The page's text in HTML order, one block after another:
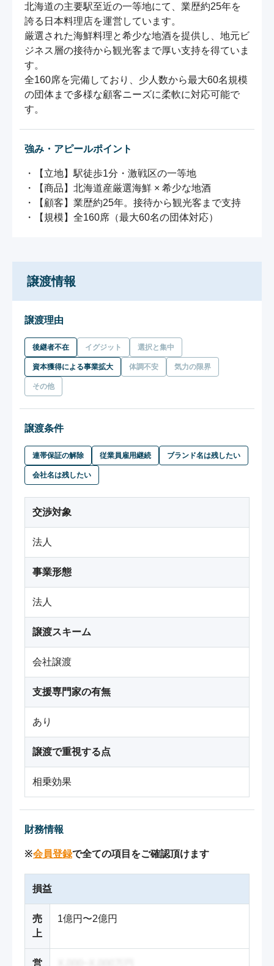
北海道の主要駅至近の一等地にて、業歴約25年を
誇る日本料理店を運営しています。
厳選された海鮮料理と希少な地酒を提供し、地元ビ
ジネス層の接待から観光客まで厚い支持を得ていま
す。
全160席を完備しており、少人数から最大60名規模
の団体まで多様な顧客ニーズに柔軟に対応可能で
す。
強み・アピールポイント
・【立地】駅徒歩1分・激戦区の一等地
・【商品】北海道産厳選海鮮 × 希少な地酒
・【顧客】業歴約25年。接待から観光客まで支持
・【規模】全160席（最大60名の団体対応）
譲渡情報
譲渡理由
後継者不在 イグジット 選択と集中
資本獲得による事業拡大 体調不安 気力の限界
その他
譲渡条件
連帯保証の解除 従業員雇用継続 ブランド名は残したい
会社名は残したい
交渉対象
法人
事業形態
法人
譲渡スキーム
会社譲渡
支援専門家の有無
あり
譲渡で重視する点
相乗効果
財務情報
※会員登録で全ての項目をご確認頂けます
損益
売
上
1億円〜2億円
営